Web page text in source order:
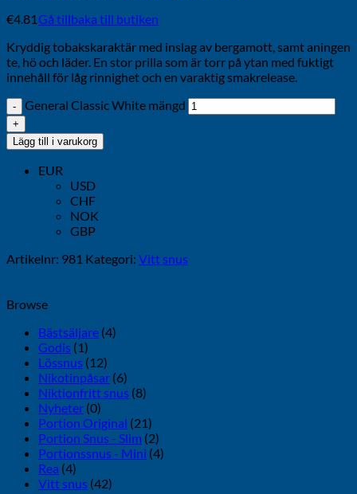
Gå tillbaka till butiken
€4.81
Kryddig tobakskaraktär med inslag av bergamott, samt aningen
te, hö och läder. En stor prilla som är torr på ytan med fuktigt
innehåll för låg rinnighet och en varaktig smakrelease.
General Classic White mängd
Lägg till i varukorg
EUR
USD
CHF
NOK
GBP
Artikelnr: 981 Kategori: Vitt snus
Browse
Bästsäljare (4)
Godis (1)
Lössnus (12)
Nikotinpåsar (6)
Niktionfritt snus (8)
Nyheter (0)
Portion Original (21)
Portion Snus - Slim (2)
Portionssnus - Mini (4)
Rea (4)
Vitt snus (42)